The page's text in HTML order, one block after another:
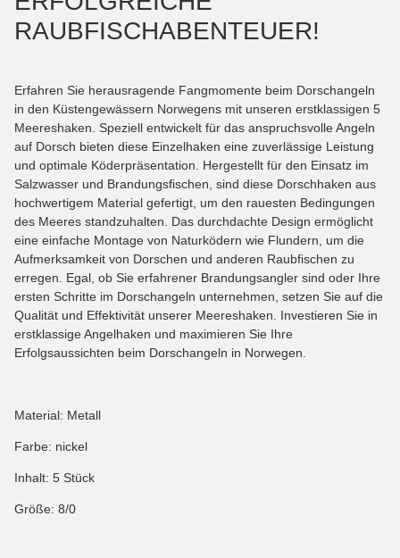
RAUBFISCHABENTEUER!
Erfahren Sie herausragende Fangmomente beim Dorschangeln
in den Küstengewässern Norwegens mit unseren erstklassigen 5
Meereshaken. Speziell entwickelt für das anspruchsvolle Angeln
auf Dorsch bieten diese Einzelhaken eine zuverlässige Leistung
und optimale Köderpräsentation. Hergestellt für den Einsatz im
Salzwasser und Brandungsfischen, sind diese Dorschhaken aus
hochwertigem Material gefertigt, um den rauesten Bedingungen
des Meeres standzuhalten. Das durchdachte Design ermöglicht
eine einfache Montage von Naturködern wie Flundern, um die
Aufmerksamkeit von Dorschen und anderen Raubfischen zu
erregen. Egal, ob Sie erfahrener Brandungsangler sind oder Ihre
ersten Schritte im Dorschangeln unternehmen, setzen Sie auf die
Qualität und Effektivität unserer Meereshaken. Investieren Sie in
erstklassige Angelhaken und maximieren Sie Ihre
Erfolgsaussichten beim Dorschangeln in Norwegen.
Material: Metall
Farbe: nickel
Inhalt: 5 Stück
Größe: 8/0